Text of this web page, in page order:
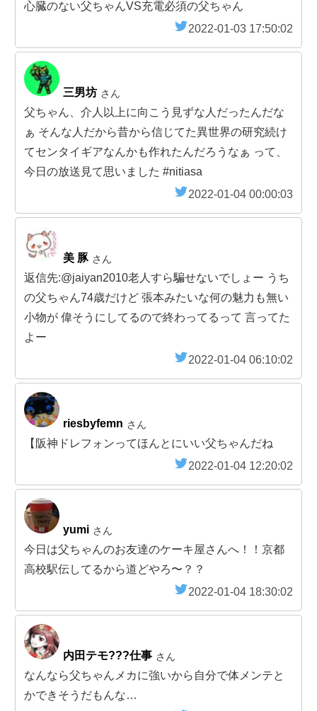
心臓のない父ちゃんVS充電必須の父ちゃん
2022-01-03 17:50:02
三男坊 さん
父ちゃん、介人以上に向こう見ずな人だったんだな
ぁ そんな人だから昔から信じてた異世界の研究続け
てセンタイギアなんかも作れたんだろうなぁ って、
今日の放送見て思いました #nitiasa
2022-01-04 00:00:03
美 豚 さん
返信先:@jaiyan2010老人すら騙せないでしょー うち
の父ちゃん74歳だけど 張本みたいな何の魅力も無い
小物が 偉そうにしてるので終わってるって 言ってた
よー
2022-01-04 06:10:02
riesbyfemn さん
【阪神ドレフォンってほんとにいい父ちゃんだね
2022-01-04 12:20:02
yumi さん
今日は父ちゃんのお友達のケーキ屋さんへ！！京都
高校駅伝してるから道どやろ〜？？
2022-01-04 18:30:02
内田テモ???仕事 さん
なんなら父ちゃんメカに強いから自分で体メンテと
かできそうだもんな…